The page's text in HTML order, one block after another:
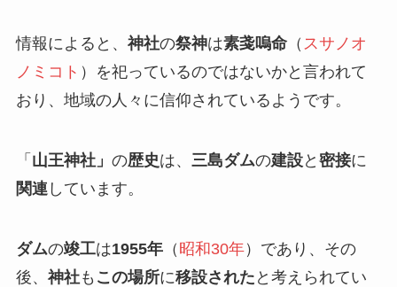
情報によると、 神社の祭神は素戔嗚命（ スサノオ
ノミコト ）を祀っているのではないかと言われて
おり、地域の人々に信仰されているようです。
「 山王神社」 の歴史は、 三島ダムの建設と 密接に
関連しています。
ダムの竣工は1955年（ 昭和30年）であり、その
後、 神社も この場所に移設された と考えられてい